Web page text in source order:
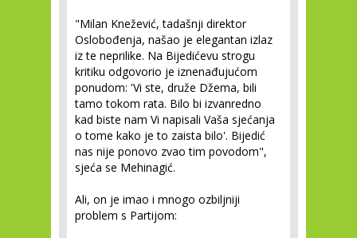
"Milan Knežević, tadašnji direktor
Oslobođenja, našao je elegantan izlaz
iz te neprilike. Na Bijedićevu strogu
kritiku odgovorio je iznenađujućom
ponudom: 'Vi ste, druže Džema, bili
tamo tokom rata. Bilo bi izvanredno
kad biste nam Vi napisali Vaša sjećanja
o tome kako je to zaista bilo'. Bijedić
nas nije ponovo zvao tim povodom",
sjeća se Mehinagić.
Ali, on je imao i mnogo ozbiljniji
problem s Partijom: